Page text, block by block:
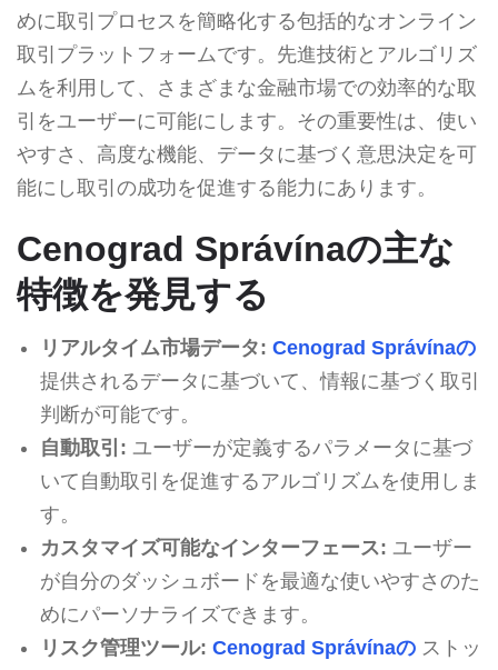
めに取引プロセスを簡略化する包括的なオンライン
取引プラットフォームです。先進技術とアルゴリズ
ムを利用して、さまざまな金融市場での効率的な取
引をユーザーに可能にします。その重要性は、使い
やすさ、高度な機能、データに基づく意思決定を可
能にし取引の成功を促進する能力にあります。
Cenograd Správínaの主な
特徴を発見する
リアルタイム市場データ: Cenograd Správínaの
提供されるデータに基づいて、情報に基づく取引
判断が可能です。
自動取引: ユーザーが定義するパラメータに基づ
いて自動取引を促進するアルゴリズムを使用しま
す。
カスタマイズ可能なインターフェース: ユーザー
が自分のダッシュボードを最適な使いやすさのた
めにパーソナライズできます。
リスク管理ツール: Cenograd Správínaのストッ